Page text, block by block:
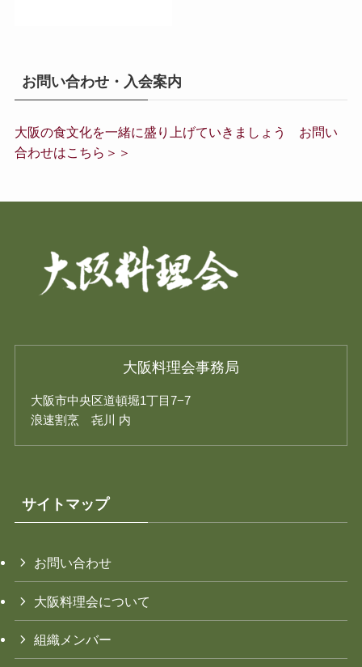
お問い合わせ・入会案内
大阪の食文化を一緒に盛り上げていきましょう お問い
合わせはこちら＞＞
大阪料理会事務局
大阪市中央区道頓堀1丁目7−7
浪速割烹 㐂川 内
サイトマップ
お問い合わせ
大阪料理会について
組織メンバー